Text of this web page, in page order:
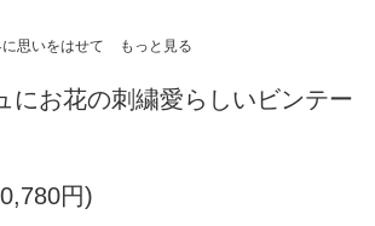
思いをはせて もっと見る
にお花の刺繍愛らしいビンテー
円)